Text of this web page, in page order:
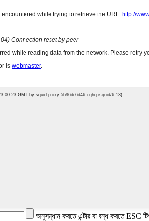
অনুসন্ধান করতে এন্টার বা বন্ধ করতে ESC